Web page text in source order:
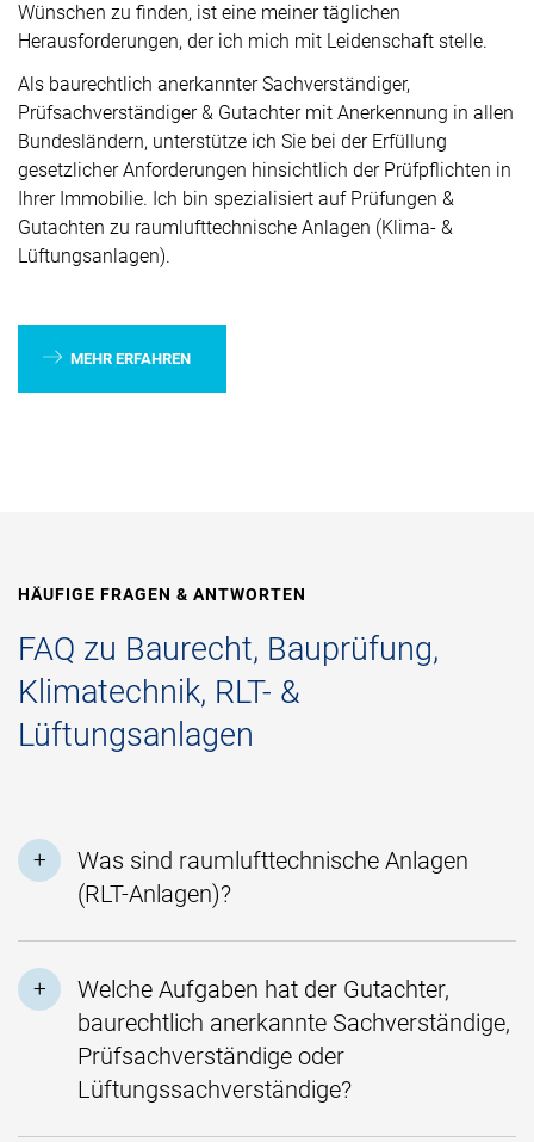
Wünschen zu finden, ist eine meiner täglichen
Herausforderungen, der ich mich mit Leidenschaft stelle.
Als baurechtlich anerkannter Sachverständiger,
Prüfsachverständiger & Gutachter mit Anerkennung in allen
Bundesländern, unterstütze ich Sie bei der Erfüllung
gesetzlicher Anforderungen hinsichtlich der Prüfpflichten in
Ihrer Immobilie. Ich bin spezialisiert auf Prüfungen &
Gutachten zu raumlufttechnische Anlagen (Klima- &
Lüftungsanlagen).
MEHR ERFAHREN
HÄUFIGE FRAGEN & ANTWORTEN
FAQ zu Baurecht, Bauprüfung,
Klimatechnik, RLT- &
Lüftungsanlagen
Was sind raumlufttechnische Anlagen
(RLT-Anlagen)?
Welche Aufgaben hat der Gutachter,
baurechtlich anerkannte Sachverständige,
Prüfsachverständige oder
Lüftungssachverständige?